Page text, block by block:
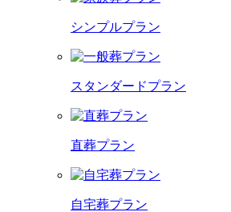
シンプルプラン
スタンダードプラン
直葬プラン
自宅葬プラン